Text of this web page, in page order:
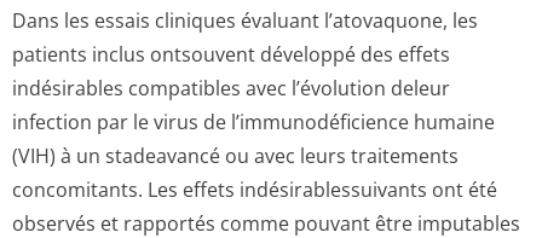
Dans les essais cliniques évaluant l’atovaquone, les
patients inclus ontsouvent développé des effets
indésirables compatibles avec l’évolution deleur
infection par le virus de l’immunodéficience humaine
(VIH) à un stadeavancé ou avec leurs traitements
concomitants. Les effets indésirablessu­ivants ont été
observés et rapportés comme pouvant être imputables